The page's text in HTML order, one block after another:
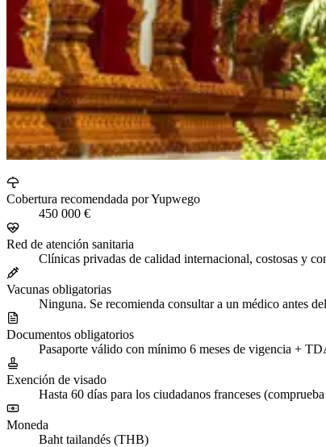
Cobertura recomendada por Yupwego
450 000 €
Red de atención sanitaria
Clínicas privadas de calidad internacional, costosas y
Vacunas obligatorias
Ninguna. Se recomienda consultar a un médico antes
Documentos obligatorios
Pasaporte válido con mínimo 6 meses de vigencia +
Exención de visado
Hasta 60 días para los ciudadanos franceses
Moneda
Baht tailandés (THB)